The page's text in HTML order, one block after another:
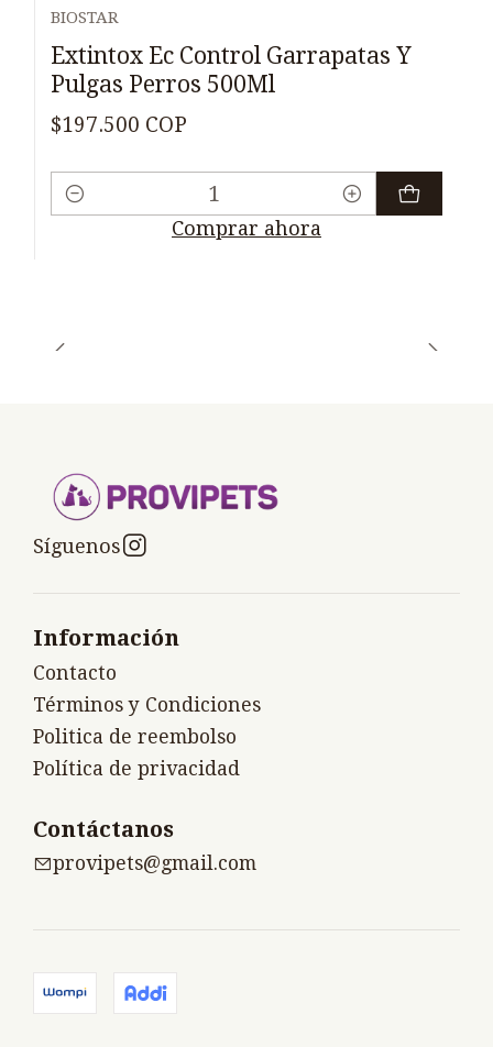
BIOSTAR
Extintox Ec Control Garrapatas Y
Pulgas Perros 500Ml
$197.500 COP
Cantidad
Comprar ahora
Síguenos
Información
Contacto
Términos y Condiciones
Politica de reembolso
Política de privacidad
Contáctanos
provipets@gmail.com